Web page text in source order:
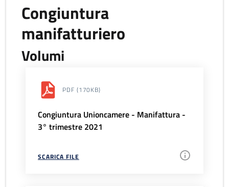
Congiuntura
manifatturiero
Volumi
PDF (170KB)
Congiuntura Unioncamere - Manifattura -
3° trimestre 2021
SCARICA FILE